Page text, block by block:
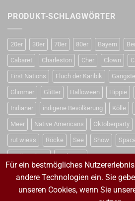
PRODUKT-SCHLAGWÖRTER
20er 30er 70er 80er Bayern
Cabaret Charleston Cher Clown
First Nations Fluch der Karibik
Glimmer Glitter Halloween Hippie
Indianer indigene Bevölkerung Kölle
Meer Native Americans Oktoberparty
rut wiess Röcke See Show
Weihnachten Weltraum
VERTRAG WIDERRUFEN
Für ein bestmögliches
andere Technologien ein. Sie
unseren Cookies, wenn Sie